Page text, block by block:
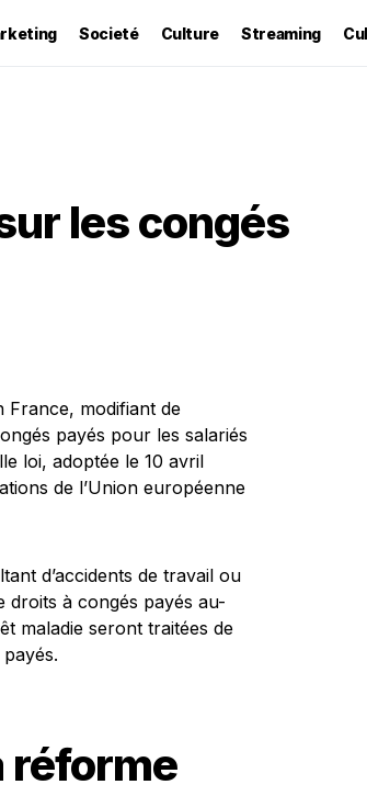
Societé Culture Streaming
les congés
France, modifiant de
payés pour les salariés
loi, adoptée le 10 avril
de l’Union européenne
d’accidents de travail ou
droits à congés payés au-
maladie seront traitées de
réforme